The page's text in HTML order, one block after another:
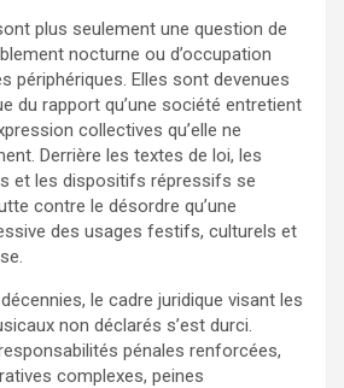
plus seulement une question de
nocturne ou d’occupation
périphériques. Elles sont devenues
du rapport qu’une société entretient
collectives qu’elle ne
Derrière les textes de loi, les
et les dispositifs répressifs se
contre le désordre qu’une
des usages festifs, culturels et
le cadre juridique visant les
non déclarés s’est durci.
pénales renforcées,
complexes, peines